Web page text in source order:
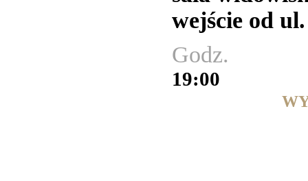
wejście od
Godz.
19:00